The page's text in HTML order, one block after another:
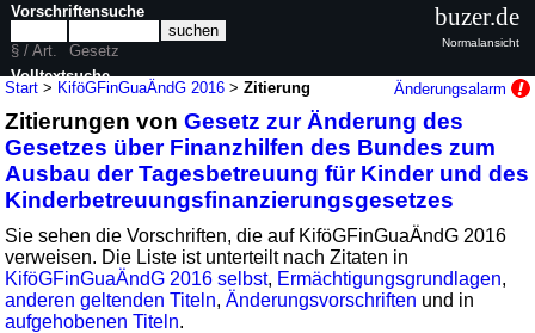
Start > KiföGFinGuaÄndG 2016 >Zitierung Änderungsalarm
Zitierungen vonGesetz zur Änderung des
Gesetzes über Finanzhilfen des Bundes zum
Ausbau der Tagesbetreuung für Kinder und des
Kinderbetreuungsfinanzierungsgesetzes
Sie sehen die Vorschriften, die auf KiföGFinGuaÄndG 2016
verweisen. Die Liste ist unterteilt nach Zitaten in
KiföGFinGuaÄndG 2016 selbst, Ermächtigungsgrundlagen,
anderen geltenden Titeln,Änderungsvorschriften und in
aufgehobenen Titeln.
Vorschriftensuche
§ / Art.
Gesetz
Volltextsuche
nur in KiföGFinGuaÄndG 2016
buzer.de
Normalansicht